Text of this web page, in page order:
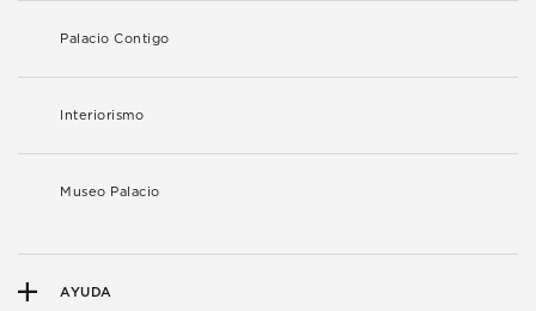
Palacio Contigo
Interiorismo
Museo Palacio
AYUDA